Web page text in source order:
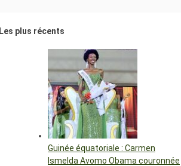
Les plus récents
Guinée équatoriale : Carmen
Ismelda Avomo Obama couronnée